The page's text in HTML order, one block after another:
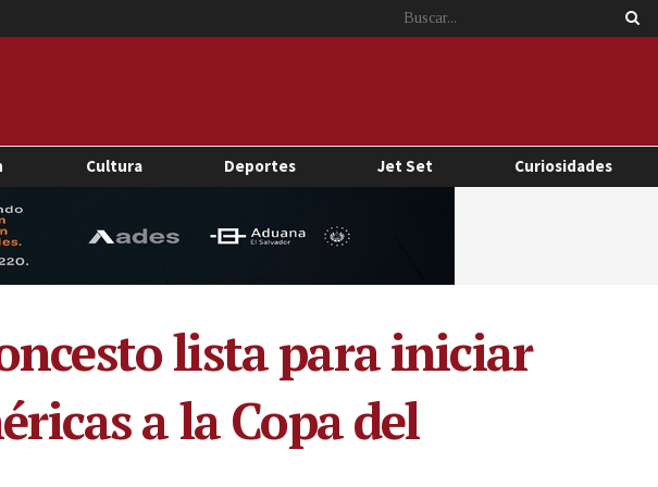
Cultura Deportes Jet Set Curiosidades
lista para iniciar
a la Copa del